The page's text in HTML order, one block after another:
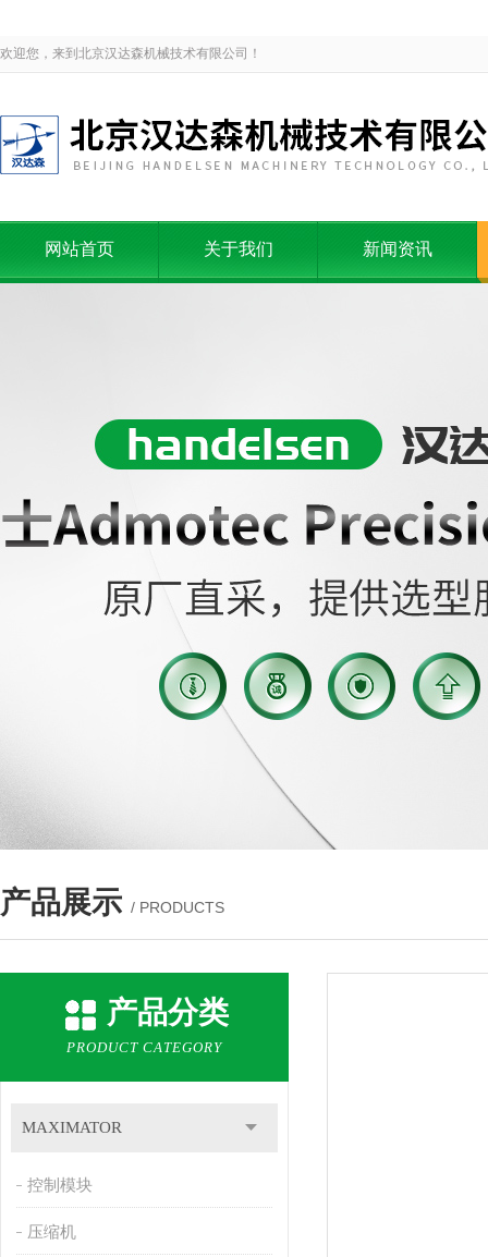
欢迎您，来到北京汉达森机械技术有限公司！
网站首页 关于我们 新闻资讯
产品展示 / PRODUCTS
产品分类
PRODUCT CATEGORY
MAXIMATOR
控制模块
压缩机